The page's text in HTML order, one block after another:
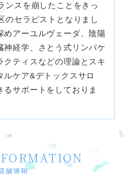
ンスを崩したことをきっ
のセラピストとなりまし
めアーユルヴェーダ、陰陽
神経学、さとう式リンパケ
クティスなどの理論とスキ
ルケア&デトックスサロ
るサポートをしておりま
舗情報